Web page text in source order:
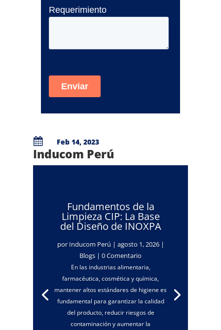
 Feb 14, 2023
Inducom Perú
Fundamentos de la
Limpieza CIP: La Base
del Diseño de INOXPA
por Inducom Perú | agosto 1, 2026|
Blogs | 0 Comentario
En las industrias alimentaria,
farmacéutica, cosmética y química,
mantener altos estándares de higiene es
fundamental para garantizar la calidad
del producto, reducir riesgos de
contaminación y aumentar la